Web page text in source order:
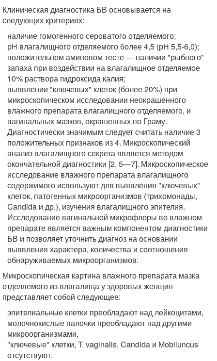
Клиническая диагностика БВ основывается на
следующих критериях:
наличие гомогенного сероватого отделяемого;
рН влагалищного отделяемого более 4,5 (рН 5,5-6,0);
положительном аминовом тесте — наличии "рыбного"
запаха при воздействии на влагалищное отделяемое
10% раствора гидроксида калия;
выявлении "ключевых" клеток (более 20%) при
микроскопическом исследовании неокрашенного
влажного препарата влагалищного отделяемого, и
вагинальных мазков, окрашенных по Граму.
Диагностически значимым следует считать наличие 3
положительных признаков из 4. Микроскопический
анализ влагалищного секрета является методом
окончательной диагностики [2, 5—7]. Микроскопическое
исследование влажного препарата влагалищного
содержимого используют для выявления "ключевых"
клеток, патогенных микроорганизмов (трихомонады,
Candida и др.), изучения влагалищного эпителия.
Исследование вагинальной микрофлоры во влажном
препарате является важным компонентом диагностики
БВ и позволяет уточнить диагноз на основании
выявления характера, количества и соотношения
обнаруживаемых микроорганизмов.
Микроскопическая картина влажного препарата мазка
отделяемого из влагалища у здоровых женщин
представляет собой следующее:
эпителиальные клетки преобладают над лейкоцитами,
молочнокислые палочки преобладают над другими
микроорганизмами,
"ключевые" клетки, T. vaginalis, Candida и Mobiluncus
отсутствуют.